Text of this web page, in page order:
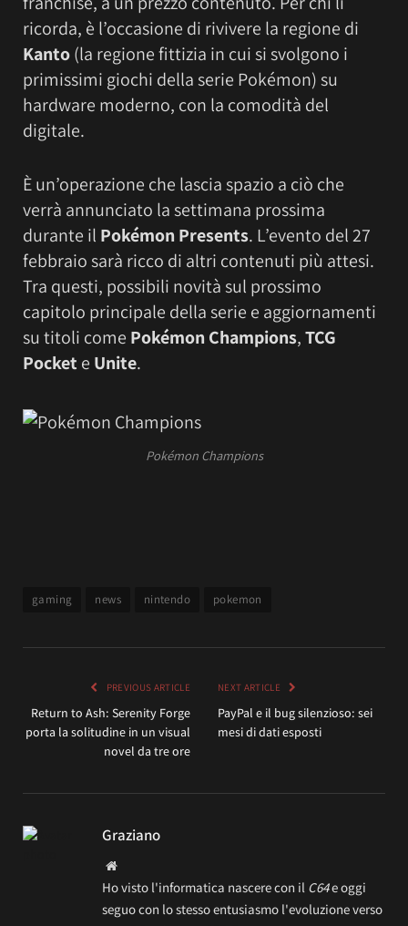
ricorda, è l’occasione di rivivere la regione di
Kanto(la regione fittizia in cui si svolgono i
primissimi giochi della serie Pokémon) su
hardware moderno, con la comodità del
digitale.
È un’operazione che lascia spazio a ciò che
verrà annunciato la settimana prossima
durante il Pokémon Presents. L’evento del 27
febbraio sarà ricco di altri contenuti più attesi.
Tra questi, possibili novità sul prossimo
capitolo principale della serie e aggiornamenti
su titoli come Pokémon Champions,TCG
Pocket e Unite.
Pokémon Champions
gaming news nintendo pokemon
PREVIOUS ARTICLE
Return to Ash: Serenity Forge
porta la solitudine in un visual
novel da tre ore
NEXT ARTICLE
PayPal e il bug silenzioso: sei
mesi di dati esposti
Graziano
Website
Ho visto l'informatica nascere con il C64e oggi
seguo con lo stesso entusiasmo l'evoluzione verso